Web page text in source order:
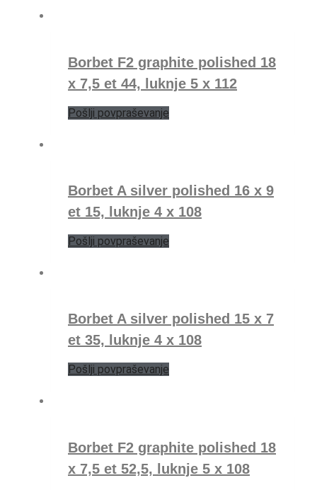
Borbet F2 graphite polished 18
x 7,5 et 44, luknje 5 x 112
Pošlji povpraševanje
Borbet A silver polished 16 x 9
et 15, luknje 4 x 108
Pošlji povpraševanje
Borbet A silver polished 15 x 7
et 35, luknje 4 x 108
Pošlji povpraševanje
Borbet F2 graphite polished 18
x 7,5 et 52,5, luknje 5 x 108